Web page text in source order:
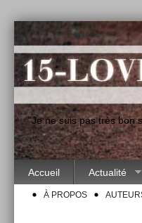
"Je ne suis pas très bon
Accueil Actualité
À PROPOS